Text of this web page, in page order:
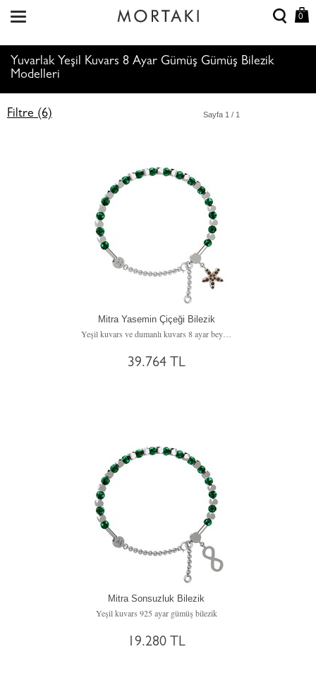
0
Yuvarlak Yeşil Kuvars 8 Ayar Gümüş Gümüş Bilezik
Modelleri
Filtre (6) Sayfa 1 / 1
Mitra Yasemin Çiçeği Bilezik
Yeşil kuvars ve dumanlı kuvars 8 ayar beyaz altın bilezik
39.764 TL
Mitra Sonsuzluk Bilezik
Yeşil kuvars 925 ayar gümüş bilezik
19.280 TL